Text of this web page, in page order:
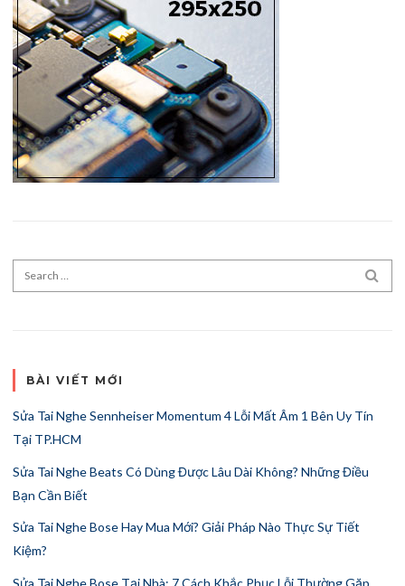
Search for:
BÀI VIẾT MỚI
Sửa Tai Nghe Sennheiser Momentum 4 Lỗi Mất Âm 1 Bên Uy Tín
Tại TP.HCM
Sửa Tai Nghe Beats Có Dùng Được Lâu Dài Không? Những Điều
Bạn Cần Biết
Sửa Tai Nghe Bose Hay Mua Mới? Giải Pháp Nào Thực Sự Tiết
Kiệm?